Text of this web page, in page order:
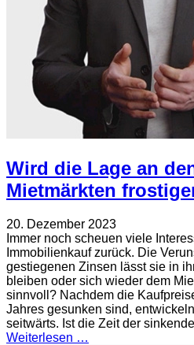
Wird die Lage an
Mietmärkten
20. Dezember 2023
Immer noch scheuen viele
Immobilienkauf zurück. Die
gestiegenen Zinsen lässt sie in
bleiben oder sich wieder dem
sinnvoll? Nachdem die
Jahres gesunken sind,
seitwärts. Ist die Zeit der
Weiterlesen …